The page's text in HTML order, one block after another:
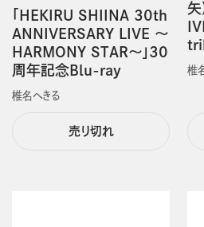
「HEKIRU SHIINA 30th
ANNIVERSARY LIVE ～
HARMONY STAR～」30
周年記念Blu-ray
椎名へきる
売り切れ
矢
椎